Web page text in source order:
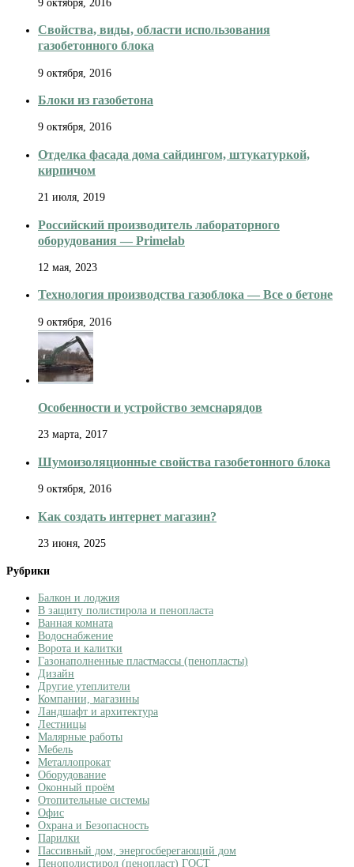
9 октября, 2016
Свойства, виды, области использования
газобетонного блока
9 октября, 2016
Блоки из газобетона
9 октября, 2016
Отделка фасада дома сайдингом, штукатуркой,
кирпичом
21 июля, 2019
Российский производитель лабораторного
оборудования — Primelab
12 мая, 2023
Технология производства газоблока — Все о бетоне
9 октября, 2016
Особенности и устройство земснарядов
23 марта, 2017
Шумоизоляционные свойства газобетонного блока
9 октября, 2016
Как создать интернет магазин?
23 июня, 2025
Рубрики
Балкон и лоджия
В защиту полистирола и пенопласта
Ванная комната
Водоснабжение
Ворота и калитки
Газонаполненные пластмассы (пенопласты)
Дизайн
Другие утеплители
Компании, магазины
Ландшафт и архитектура
Лестницы
Малярные работы
Мебель
Металлопрокат
Оборудование
Оконный проём
Отопительные системы
Офис
Охрана и Безопасность
Парилки
Пассивный дом, энергосберегающий дом
Пенополистирол (пенопласт) ГОСТ